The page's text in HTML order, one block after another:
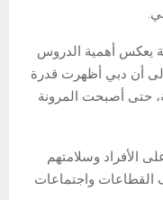
يعكس أهمية الدروس
“كوفيد-19” لافتاً إلى أن دبي أظهرت قدرة
حتى أصبحت المرونة
الأفراد وسلامتهم
القطاعات واجتماعات